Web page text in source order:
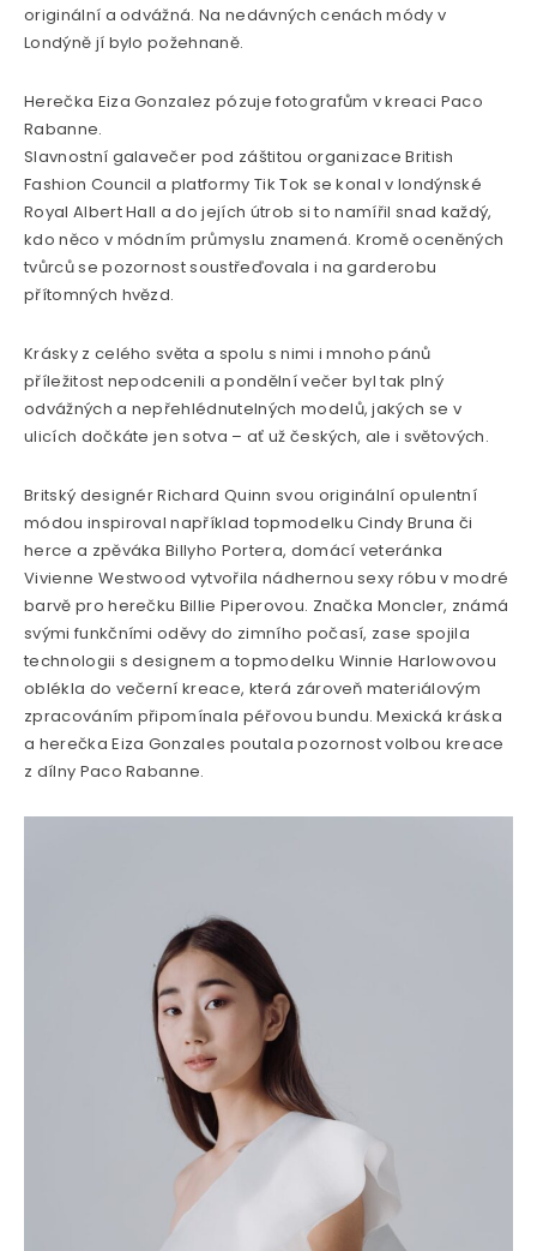
originální a odvážná. Na nedávných cenách módy v
Londýně jí bylo požehnaně.
Herečka Eiza Gonzalez pózuje fotografům v kreaci Paco
Rabanne.
Slavnostní galavečer pod záštitou organizace British
Fashion Council a platformy Tik Tok se konal v londýnské
Royal Albert Hall a do jejích útrob si to namířil snad každý,
kdo něco v módním průmyslu znamená. Kromě oceněných
tvůrců se pozornost soustřeďovala i na garderobu
přítomných hvězd.
Krásky z celého světa a spolu s nimi i mnoho pánů
příležitost nepodcenili a pondělní večer byl tak plný
odvážných a nepřehlédnutelných modelů, jakých se v
ulicích dočkáte jen sotva – ať už českých, ale i světových.
Britský designér Richard Quinn svou originální opulentní
módou inspiroval například topmodelku Cindy Bruna či
herce a zpěváka Billyho Portera, domácí veteránka
Vivienne Westwood vytvořila nádhernou sexy róbu v modré
barvě pro herečku Billie Piperovou. Značka Moncler, známá
svými funkčními oděvy do zimního počasí, zase spojila
technologii s designem a topmodelku Winnie Harlowovou
oblékla do večerní kreace, která zároveň materiálovým
zpracováním připomínala péřovou bundu. Mexická kráska
a herečka Eiza Gonzales poutala pozornost volbou kreace
z dílny Paco Rabanne.